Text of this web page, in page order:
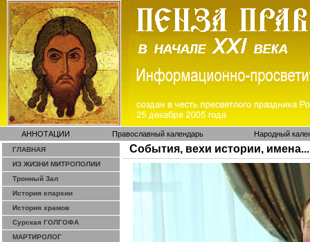
АННОТАЦИИ Православный календарь Народный
ГЛАВНАЯ
ИЗ ЖИЗНИ МИТРОПОЛИИ
Тронный Зал
История епархии
История храмов
Сурская ГОЛГОФА
МАРТИРОЛОГ
События, вехи истории, имена...